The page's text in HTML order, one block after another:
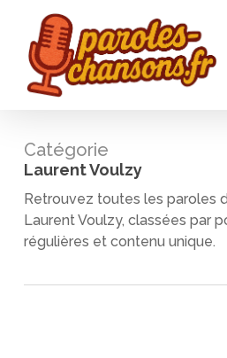
main
content
Catégorie
Laurent Voulzy
Retrouvez toutes les paroles
Laurent Voulzy, classées par
régulières et contenu unique.